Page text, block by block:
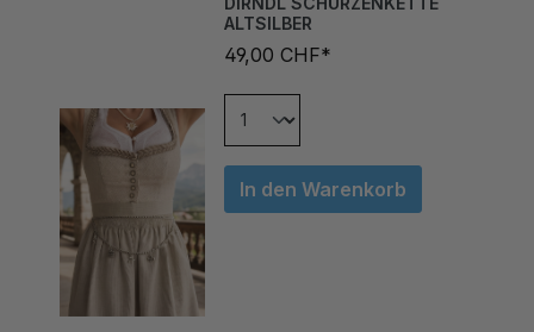
49,00 CHF*
In den Warenkorb